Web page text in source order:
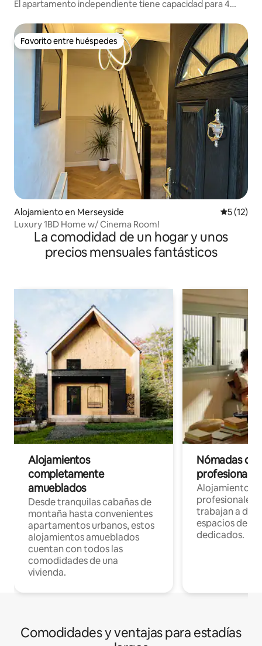
El apartamento independiente tiene capacidad para 4
Favorito entre huéspedes
Favorito entre huéspedes
Alojamiento en Merseyside
5 (12)
Luxury 1BD Home w/ Cinema Room!
La comodidad de un hogar y unos
precios mensuales fantásticos
Alojamientos
completamente
amueblados
Desde tranquilas cabañas de
montaña hasta convenientes
apartamentos urbanos, estos
alojamientos amueblados
cuentan con todos las
comodidades de una
vivienda.
Nómadas
Alojamientos
profesionales
trabajan a
espacios de
dedicados.
Comodidades y ventajas para estadías